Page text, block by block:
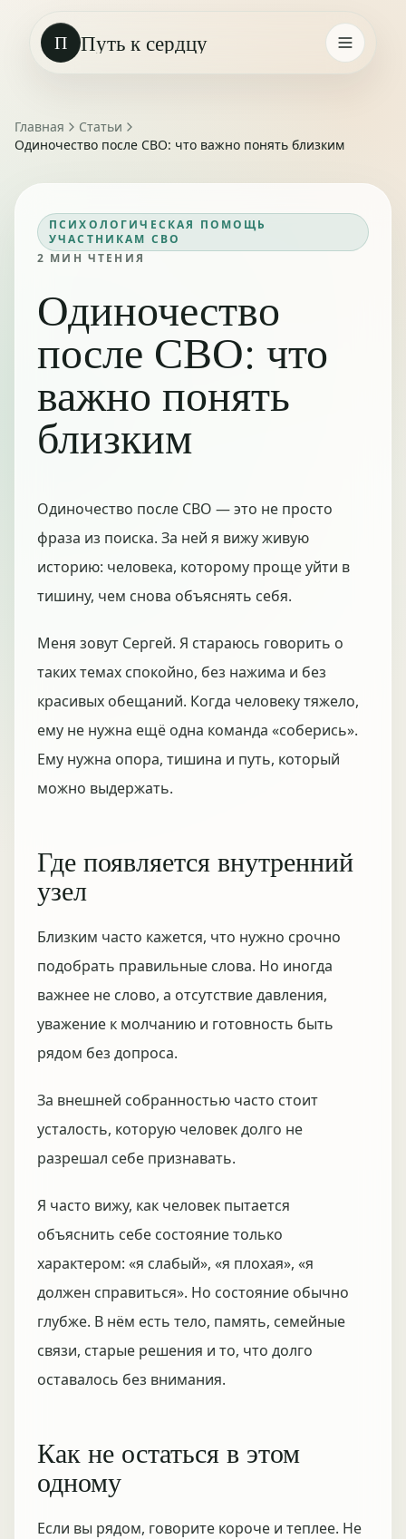
П Путь к сердцу
Главная
Статьи
Одиночество после СВО: что важно понять близким
ПСИХОЛОГИЧЕСКАЯ ПОМОЩЬ
УЧАСТНИКАМ СВО
2 МИН ЧТЕНИЯ
Одиночество
после СВО: что
важно понять
близким
Одиночество после СВО — это не просто
фраза из поиска. За ней я вижу живую
историю: человека, которому проще уйти в
тишину, чем снова объяснять себя.
Меня зовут Сергей. Я стараюсь говорить о
таких темах спокойно, без нажима и без
красивых обещаний. Когда человеку тяжело,
ему не нужна ещё одна команда «соберись».
Ему нужна опора, тишина и путь, который
можно выдержать.
Где появляется внутренний
узел
Близким часто кажется, что нужно срочно
подобрать правильные слова. Но иногда
важнее не слово, а отсутствие давления,
уважение к молчанию и готовность быть
рядом без допроса.
За внешней собранностью часто стоит
усталость, которую человек долго не
разрешал себе признавать.
Я часто вижу, как человек пытается
объяснить себе состояние только
характером: «я слабый», «я плохая», «я
должен справиться». Но состояние обычно
глубже. В нём есть тело, память, семейные
связи, старые решения и то, что долго
оставалось без внимания.
Как не остаться в этом
одному
Если вы рядом, говорите короче и теплее. Не